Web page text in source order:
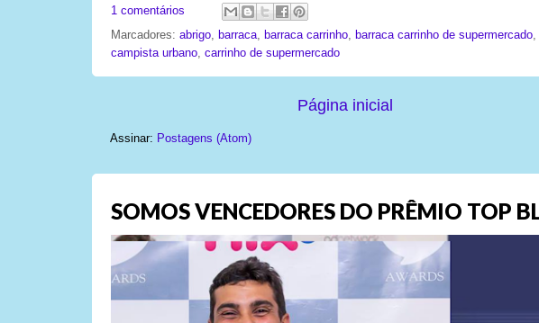
1 comentários
Marcadores: abrigo barraca barraca carrinho barraca carrinho de supermercado
campista urbano carrinho de supermercado
Página inicial
Assinar: Postagens (Atom)
SOMOS VENCEDORES DO PRÊMIO TOP